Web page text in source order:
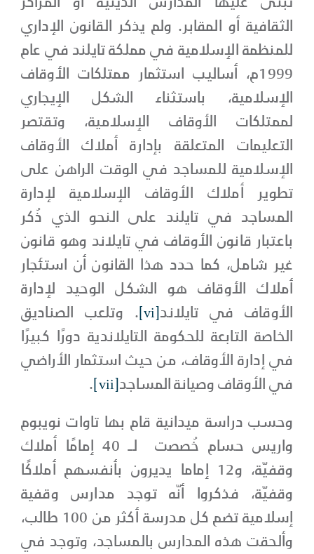
تبنى عليها المدارس الدينية أو المراكز
الثقافية أو المقابر. ولم يذكر القانون الإداري
للمنظمة الإسلامية في مملكة تايلند في عام
1999م، أساليب استثمار ممتلكات الأوقاف
الإسلامية، باستثناء الشكل الإيجاري
لممتلكات الأوقاف الإسلامية، وتقتصر
التعليمات المتعلقة بإدارة أملاك الأوقاف
الإسلامية للمساجد في الوقت الراهن على
تطوير أملاك الأوقاف الإسلامية لإدارة
المساجد في تايلند على النحو الذي ذُكر
باعتبار قانون الأوقاف في تايلاند وهو قانون
غير شامل، كما حدد هذا القانون أن استئجار
أملاك الأوقاف هو الشكل الوحيد لإدارة
الأوقاف في تايلاند
. وتلعب الصناديق
الخاصة التابعة للحكومة التايلاندية دورًا كبيرًا
في إدارة الأوقاف، من حيث استثمار الأراضي
في الأوقاف وصيانة المساجد
.
وحسب دراسة ميدانية قام بها تاوات نويبوم
واريس حسام خُصصت لــ 40 إمامًا أملاك
وقفيّة، و12 إماما يديرون بأنفسهم أملاكًا
وقفيّة، فذكروا أنّه توجد مدارس وقفية
إسلامية تضم كل مدرسة أكثر من 100 طالب،
وألحقت هذه المدارس بالمساجد، وتوجد في